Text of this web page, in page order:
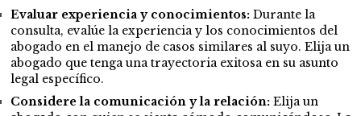
Evaluar experiencia y conocimientos: Durante la
consulta, evalúe la experiencia y los conocimientos del
abogado en el manejo de casos similares al suyo. Elija un
abogado que tenga una trayectoria exitosa en su asunto
legal específico.
Considere la comunicación y la relación: Elija un